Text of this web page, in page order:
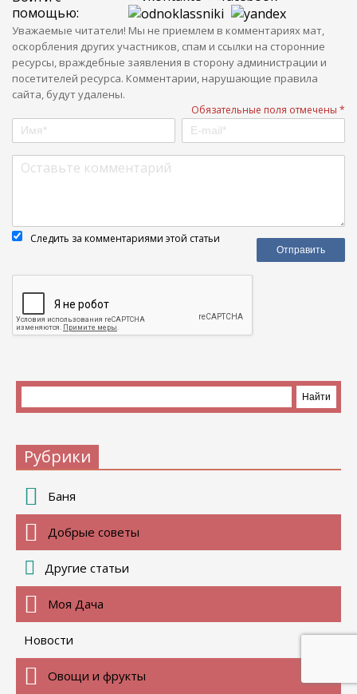
помощью:
Уважаемые читатели! Мы не приемлем в комментариях мат,
оскорбления других участников, спам и ссылки на сторонние
ресурсы, враждебные заявления в сторону администрации и
посетителей ресурса. Комментарии, нарушающие правила
сайта, будут удалены.
Обязательные поля отмечены *
Следить за комментариями этой статьи
Рубрики
Баня
Добрые советы
Другие статьи
Моя Дача
Новости
Овощи и фрукты